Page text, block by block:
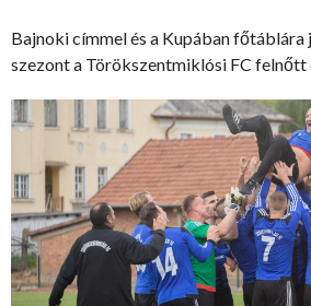
Bajnoki címmel és a Kupában főtáblára
szezont a Törökszentmiklósi FC felnőtt